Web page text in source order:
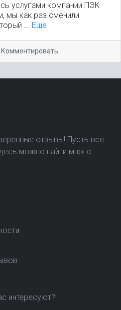
услугами компании ПЭК
мы как раз сменили
... Ещё
Комментировать
отзывы! Пусть все
можно найти много
интересуют?